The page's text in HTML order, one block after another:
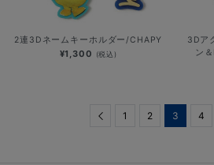
2連3Dネームキーホルダー/CHAPY
¥1,300 (税込)
3Dア
ン
Previous
1 2 3 4